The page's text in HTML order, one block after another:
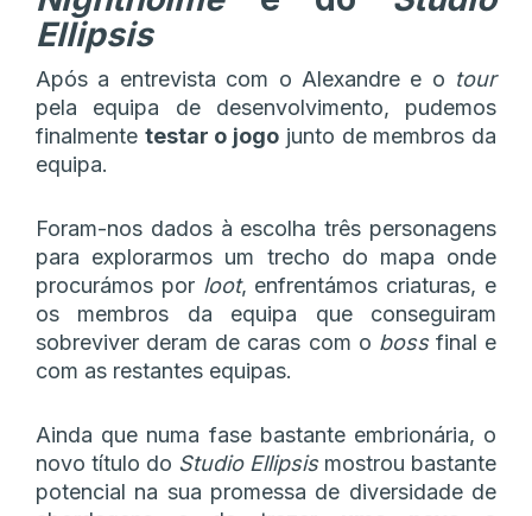
Ellipsis
Após a entrevista com o Alexandre e o tour
pela equipa de desenvolvimento, pudemos
finalmente testar o jogo junto de membros da
equipa.
Foram-nos dados à escolha três personagens
para explorarmos um trecho do mapa onde
procurámos por loot, enfrentámos criaturas, e
os membros da equipa que conseguiram
sobreviver deram de caras com o bossfinal e
com as restantes equipas.
Ainda que numa fase bastante embrionária, o
novo título do Studio Ellipsismostrou bastante
potencial na sua promessa de diversidade de